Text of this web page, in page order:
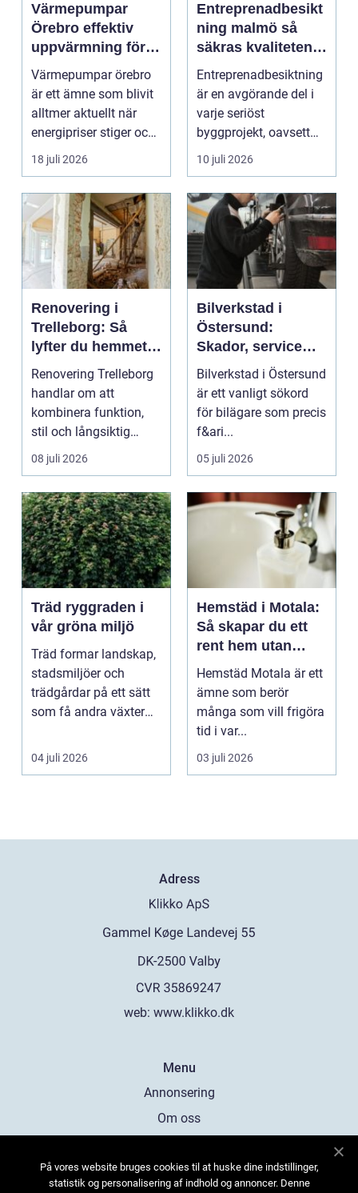
Värmepumpar
Örebro effektiv
uppvärmning för
hus och
fastigheter
Värmepumpar örebro
är ett ämne som blivit
alltmer aktuellt när
energipriser stiger och
fler vill sän...
18 juli 2026
Entreprenadbesikt
ning malmö så
säkras kvaliteten i
byggprojekt
Entreprenadbesiktning
är en avgörande del i
varje seriöst
byggprojekt, oavsett
om det handlar om en
10 juli 2026
Renovering i
Trelleborg: Så
lyfter du hemmet
på ett smart sätt
Renovering Trelleborg
handlar om att
kombinera funktion,
stil och långsiktig
ekonomi i samma p...
08 juli 2026
Bilverkstad i
Östersund:
Skador, service
och smarta val för
din bil
Bilverkstad i Östersund
är ett vanligt sökord
för bilägare som precis
f&ari...
05 juli 2026
Träd ryggraden i
vår gröna miljö
Träd formar landskap,
stadsmiljöer och
trädgårdar på ett sätt
som få andra växter
04 juli 2026
Hemstäd i Motala:
Så skapar du ett
rent hem utan
stress
Hemstäd Motala är ett
ämne som berör
många som vill frigöra
tid i var...
03 juli 2026
Adress
web: www.klikko.dk
Menu
Annonsering
Om oss
Kontakta oss
På vores website bruges cookies til at huske dine indstillinger,
statistik og personalisering af indhold og annoncer. Denne